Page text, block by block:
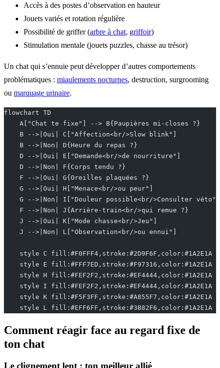
Accès à des postes d’observation en hauteur
Jouets variés et rotation régulière
Possibilité de griffer (arbre à chat, griffoir)
Stimulation mentale (jouets puzzles, chasse au trésor)
Un chat qui s’ennuie peut développer d’autres comportements
problématiques : miaulements nocturnes, destruction, surgrooming
ou marquage urinaire.
flowchart TD
    A["Chat te fixe"] --> B{Paupières mi-closes ?}
    B -->|Oui| C["Affection<br/>Slow blink"]
    B -->|Non| D{Heure du repas ?}
    D -->|Oui| E["Demande<br/>de nourriture"]
    D -->|Non| F{Corps tendu ?}
    F -->|Oui| G{Oreilles plaquées ?}
    G -->|Oui| H["Menace<br/>ou peur"]
    G -->|Non| I["Douleur possible<br/>Consulter véto"]
    F -->|Non| J{Arrière-train<br/>qui remue ?}
    J -->|Oui| K["Mode chasse<br/>Jeu"]
    J -->|Non| L["Observation<br/>ou ennui"]
    style C fill:#F0FFF4,stroke:#2D9F6F,color:#1A2E1A
    style E fill:#FFF7ED,stroke:#F97316,color:#1A2E1A
    style H fill:#FEF2F2,stroke:#EF4444,color:#1A2E1A
    style I fill:#FEF2F2,stroke:#EF4444,color:#1A2E1A
    style K fill:#F5F3FF,stroke:#A855F7,color:#1A2E1A
    style L fill:#EFF6FF,stroke:#3B82F6,color:#1A2E1A
Comment réagir face au regard fixe de
ton chat
Le clignement lent : ton meilleur allié